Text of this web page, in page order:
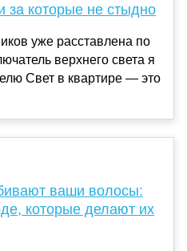
за которые не стыдно
уже расставлена по
верхнего света я
Свет в квартире — это
ваши волосы:
которые делают их